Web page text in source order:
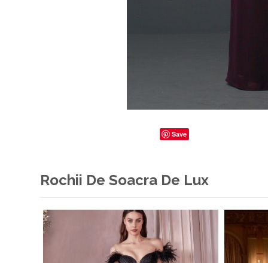
Save
Rochii De Soacra De Lux